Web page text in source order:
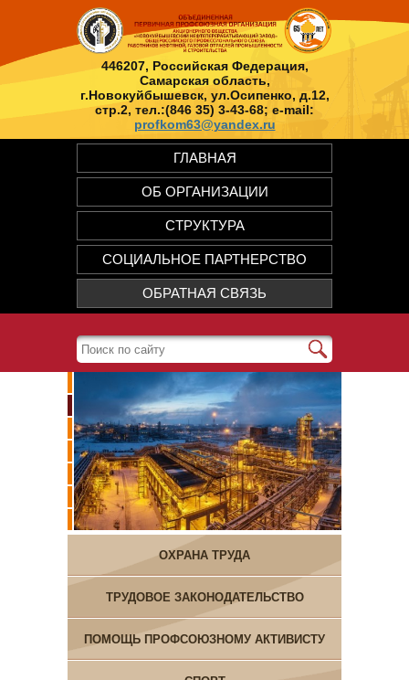
446207, Российская Федерация,
Самарская область,
г.Новокуйбышевск, ул.Осипенко, д.12,
стр.2, тел.:(846 35) 3-43-68; e-mail:
profkom63@yandex.ru
ГЛАВНАЯ
ОБ ОРГАНИЗАЦИИ
СТРУКТУРА
СОЦИАЛЬНОЕ ПАРТНЕРСТВО
ОБРАТНАЯ СВЯЗЬ
ОХРАНА ТРУДА
ТРУДОВОЕ ЗАКОНОДАТЕЛЬСТВО
ПОМОЩЬ ПРОФСОЮЗНОМУ АКТИВИСТУ